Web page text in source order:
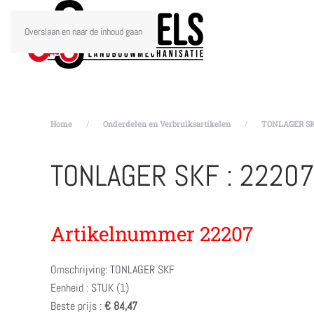
Overslaan en naar de inhoud gaan
Home Onderdelen en Verbruiksartikelen TONLAGER
TONLAGER SKF : 22207
Artikelnummer 22207
Omschrijving: TONLAGER SKF
Eenheid : STUK (1)
Beste prijs :€ 84,47